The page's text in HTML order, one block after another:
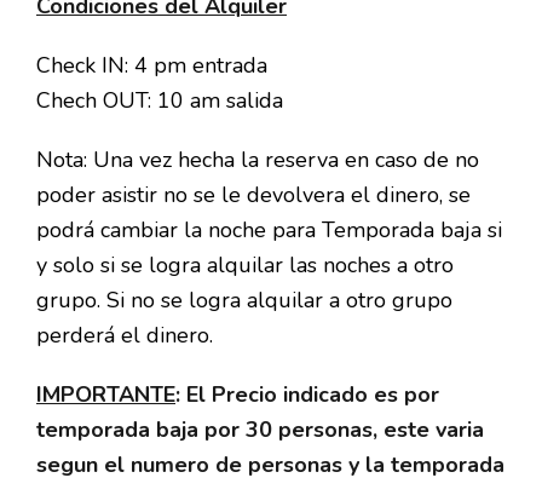
Condiciones del Alquiler
Check IN: 4 pm entrada
Chech OUT: 10 am salida
Nota: Una vez hecha la reserva en caso de no
poder asistir no se le devolvera el dinero, se
podrá cambiar la noche para Temporada baja si
y solo si se logra alquilar las noches a otro
grupo. Si no se logra alquilar a otro grupo
perderá el dinero.
IMPORTANTE: El Precio indicado es por
temporada baja por 30 personas, este varia
segun el numero de personas y la temporada